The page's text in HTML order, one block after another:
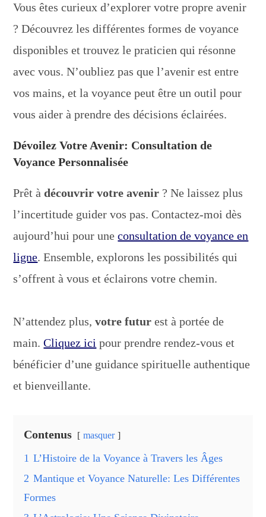
Vous êtes curieux d’explorer votre propre avenir
? Découvrez les différentes formes de voyance
disponibles et trouvez le praticien qui résonne
avec vous. N’oubliez pas que l’avenir est entre
vos mains, et la voyance peut être un outil pour
vous aider à prendre des décisions éclairées.
Dévoilez Votre Avenir: Consultation de
Voyance Personnalisée
Prêt àdécouvrir votre avenir ? Ne laissez plus
l’incertitude guider vos pas. Contactez-moi dès
aujourd’hui pour uneconsultation de voyance en
ligne. Ensemble, explorons les possibilités qui
s’offrent à vous et éclairons votre chemin.
N’attendez plus,votre futur est à portée de
main.Cliquez ici pour prendre rendez-vous et
bénéficier d’une guidance spirituelle authentique
et bienveillante.
Contenus masquer
1 L’Histoire de la Voyance à Travers les Âges
2 Mantique et Voyance Naturelle: Les Différentes
Formes